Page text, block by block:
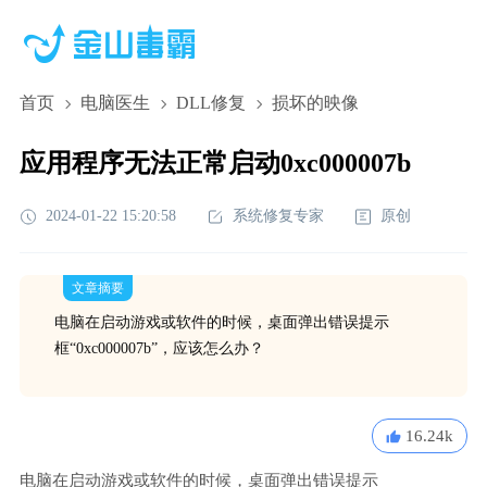
首页 电脑医生 DLL修复 损坏的映像
应用程序无法正常启动0xc000007b
2024-01-22 15:20:58 系统修复专家 原创
文章摘要
电脑在启动游戏或软件的时候，桌面弹出错误提示
框“0xc000007b”，应该怎么办？
16.24k
电脑在启动游戏或软件的时候，桌面弹出错误提示